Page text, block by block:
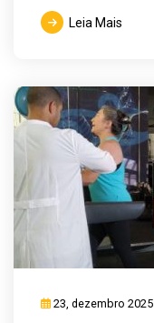
Leia Mais
23, dezembro 2025